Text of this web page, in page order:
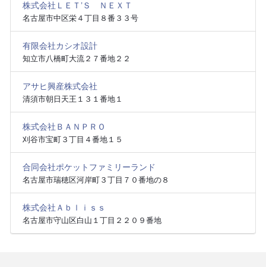
株式会社ＬＥＴ’Ｓ ＮＥＸＴ
名古屋市中区栄４丁目８番３３号
有限会社カシオ設計
知立市八橋町大流２７番地２２
アサヒ興産株式会社
清須市朝日天王１３１番地１
株式会社ＢＡＮＰＲＯ
刈谷市宝町３丁目４番地１５
合同会社ポケットファミリーランド
名古屋市瑞穂区河岸町３丁目７０番地の８
株式会社Ａｂｌｉｓｓ
名古屋市守山区白山１丁目２２０９番地